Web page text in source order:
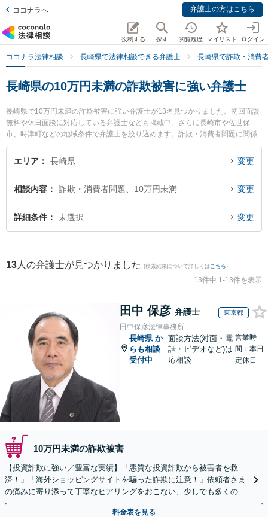
ココナラへ 弁護士の方はこちら
投稿する 探す 閲覧履歴 マイリスト ログイン
ココナラ法律相談 長崎県で法律相談できる弁護士 長崎県で詐欺・消費
長崎県の10万円未満の詐欺被害に強い弁護士
長崎県で10万円未満の詐欺被害に強い弁護士が13名見つかりました。初回面談
無料や休日面談に対応している弁護士なども掲載中。さらに長崎市や佐世保
市、時津町などの地域条件で弁護士を絞り込めます。詐欺・消費者問題に関係
する投資詐欺や副業詐欺、FX詐欺等の細かな分野での絞り込み検索もでき便利
です。特に弁護士法人大村綜合法律事務所 早岐オフィスの古市 寛弁護士や弁護
ています。『長崎県で土日や夜間に発生した10万円未満の詐欺被害のトラブル
を今すぐに弁護士に相談したい』『10万円未満の詐欺被害のトラブル解決の実
績豊富な近くの弁護士を検索したい』『初回相談無料で10万円未満の詐欺被害
エリア 長崎県 変更
相談内容 詐欺・消費者問題、10万円未満 変更
詳細条件 未選択 変更
13 人の弁護士が見つかりました (検索結果について詳しくは こちら)
13件中 1-13件を表示
田中 保彦 弁護士 東京都
田中保彦法律事務所
長崎県 か
らも相談
受付中
面談方法(対面・電
話・ビデオなど)は
応相談
営業時
間：本日
定休日
10万円未満の詐欺被害
【投資詐欺に強い／豊富な実績】「悪質な投資詐欺から被害者を救
済！」「海外ショッピングサイトを騙った詐欺に注意！」依頼者さま
の痛みに寄り添って丁寧なヒアリングをおこない、少しでも多くの返
金が得られるよう尽力します！
料金表を見る